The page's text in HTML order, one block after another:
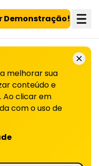
Demonstração!
de
LIHAI
é um
eficazes para
o artigo e saiba
melhorar sua
conteúdo e
Ao clicar em
com o uso de